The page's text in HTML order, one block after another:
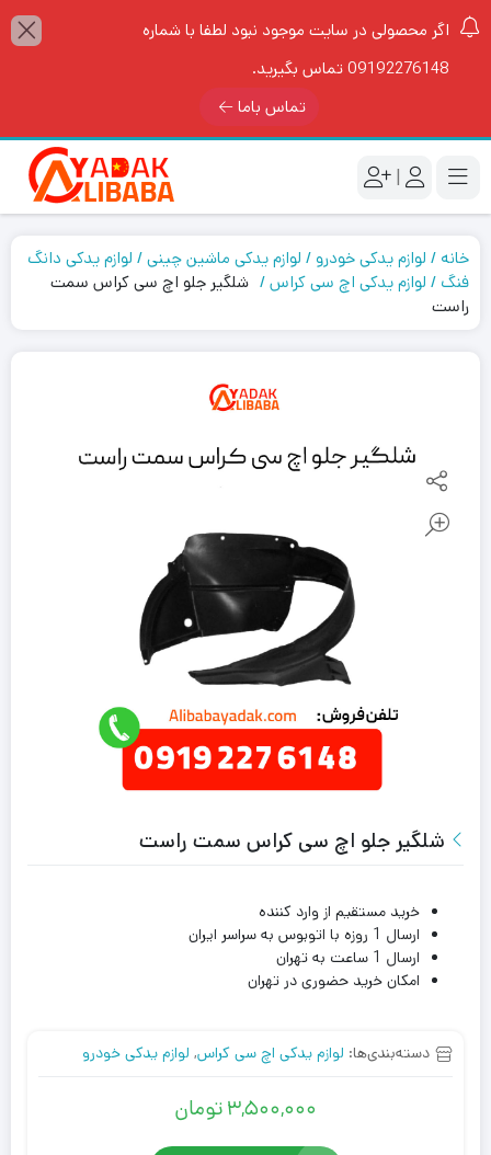
اگر محصولی در سایت موجود نبود لطفا با شماره
09192276148 تماس بگیرید.
تماس باما
|
خانه لوازم یدکی خودرو لوازم یدکی ماشین چینی
لوازم یدکی دانگ
فنگ
لوازم یدکی اچ سی کراس
شلگیر جلو اچ سی کراس سمت
راست
شلگیر جلو اچ سی کراس سمت راست
خرید مستقیم از وارد کننده
ارسال 1 روزه با اتوبوس به سراسر ایران
ارسال 1 ساعت به تهران
امکان خرید حضوری در تهران
دسته‌بندی‌ها: لوازم یدکی اچ سی کراس, لوازم یدکی خودرو
3,500,000تومان